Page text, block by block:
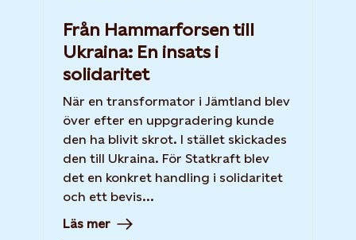
Från Hammarforsen till
Ukraina: En insats i
solidaritet
När en transformator i Jämtland blev
över efter en uppgradering kunde
den ha blivit skrot. I stället skickades
den till Ukraina. För Statkraft blev
det en konkret handling i solidaritet
och ett bevis...
Läs mer